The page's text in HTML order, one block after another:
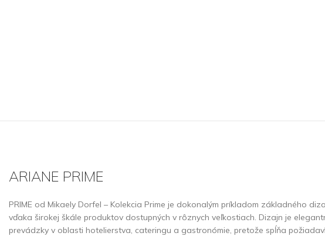
ARIANE PRIME
PRIME od Mikaely Dorfel – Kolekcia Prime je dokonalým príkladom základného
vďaka širokej škále produktov dostupných v rôznych veľkostiach. Dizajn je
prevádzky v oblasti hotelierstva, cateringu a gastronómie, pretože spĺňa